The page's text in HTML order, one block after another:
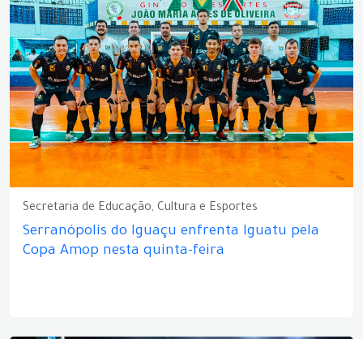
Secretaria de Educação, Cultura e Esportes
Serranópolis do Iguaçu enfrenta Iguatu pela
Copa Amop nesta quinta-feira